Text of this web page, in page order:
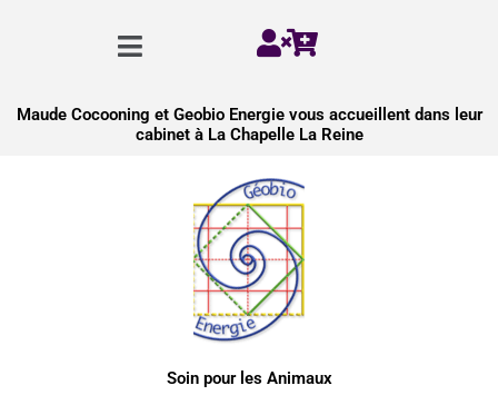
Menu
Maude Cocooning et Geobio Energie vous accueillent dans leur
cabinet à La Chapelle La Reine
Soin pour les Animaux